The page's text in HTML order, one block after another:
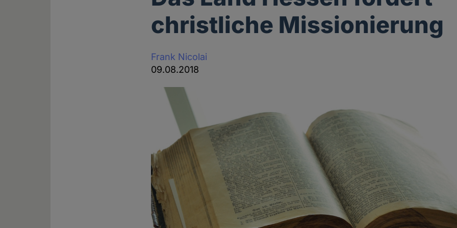
christliche Missionierung
Frank Nicolai
09.08.2018